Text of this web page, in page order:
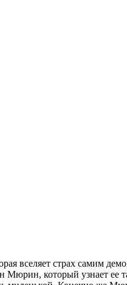
вселяет страх самим
который узнает ее